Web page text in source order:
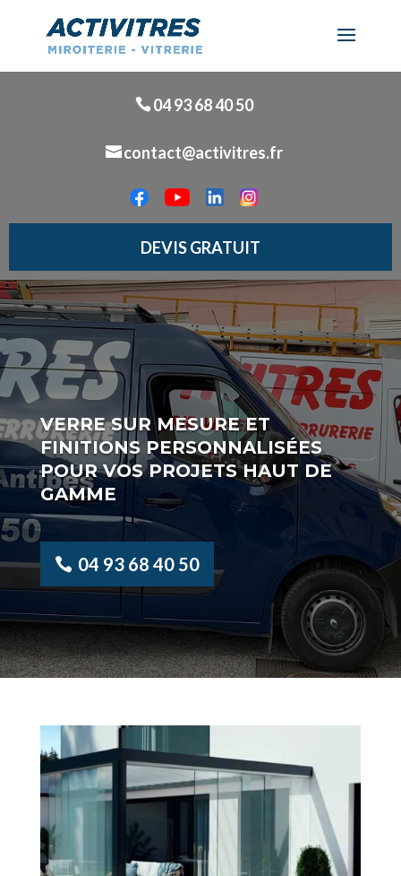
04 93 68 40 50
contact@activitres.fr
DEVIS GRATUIT
VERRE SUR MESURE ET
FINITIONS PERSONNALISÉES
POUR VOS PROJETS HAUT DE
GAMME
04 93 68 40 50